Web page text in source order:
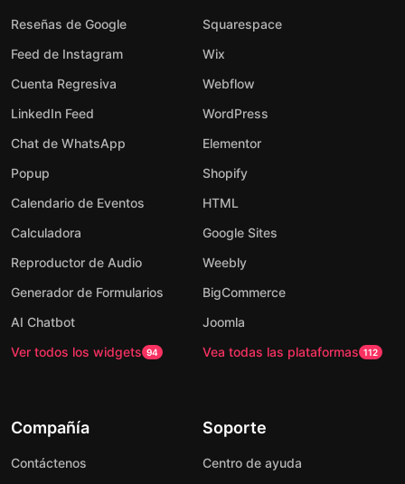
Reseñas de Google
Feed de Instagram
Cuenta Regresiva
LinkedIn Feed
Chat de WhatsApp
Popup
Calendario de Eventos
Calculadora
Reproductor de Audio
Generador de Formularios
AI Chatbot
Ver todos los widgets 94
Squarespace
Wix
Webflow
WordPress
Elementor
Shopify
HTML
Google Sites
Weebly
BigCommerce
Joomla
Vea todas las plataformas 112
Compañía
Contáctenos
Soporte
Centro de ayuda